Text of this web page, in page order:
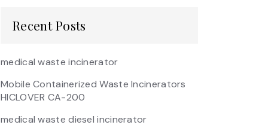
Recent Posts
medical waste incinerator
Mobile Containerized Waste Incinerators
HICLOVER CA-200
medical waste diesel incinerator